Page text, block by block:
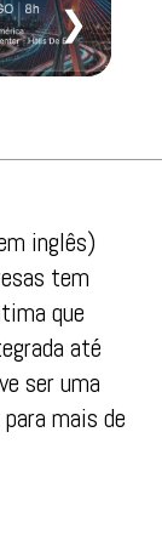
❯
inglês)
tem
que
até
ser uma
mais de